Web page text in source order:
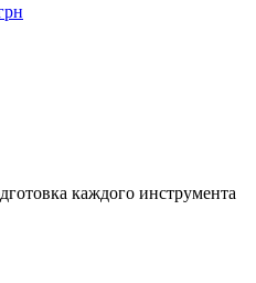
каждого инструмента